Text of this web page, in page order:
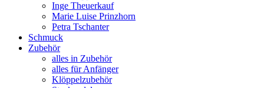
Inge Theuerkauf
Marie Luise Prinzhorn
Petra Tschanter
Schmuck
Zubehör
alles in Zubehör
alles für Anfänger
Klöppelzubehör